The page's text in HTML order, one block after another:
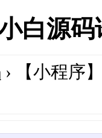
白源
› 【小程序